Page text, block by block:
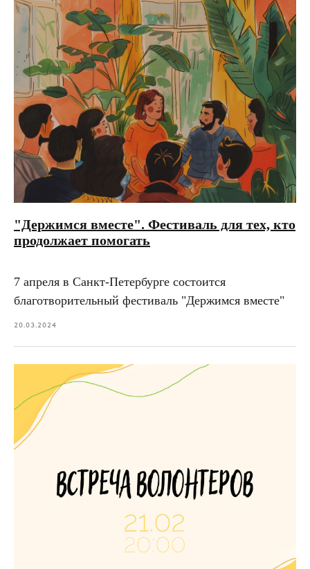
"Держимся вместе". Фестиваль для тех, кто
продолжает помогать
7 апреля в Санкт-Петербурге состоится
благотворительный фестиваль "Держимся вместе"
20.03.2024